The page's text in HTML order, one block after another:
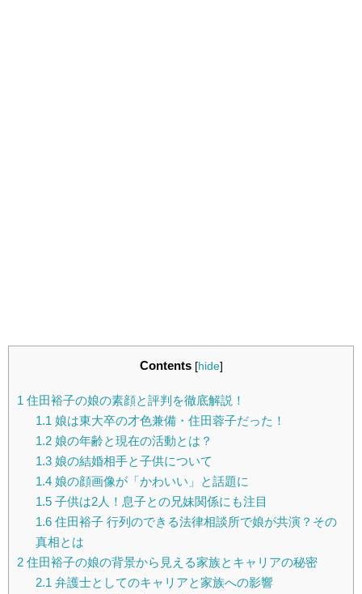
Contents [hide]
1 住田裕子の娘の素顔と評判を徹底解説！
1.1 娘は東大卒の才色兼備・住田蓉子だった！
1.2娘の年齢と現在の活動とは？
1.3娘の結婚相手と子供について
1.4娘の顔画像が「かわいい」と話題に
1.5子供は2人！息子との兄妹関係にも注目
1.6住田裕子 行列のできる法律相談所で娘が共演？その
真相とは
2 住田裕子の娘の背景から見える家族とキャリアの秘密
2.1 弁護士としてのキャリアと家族への影響